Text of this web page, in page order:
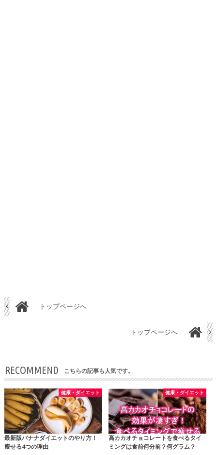
トップページへ
トップページへ
RECOMMEND こちらの記事も人気です。
健康・ダイエット
最新版バナナダイエットのやり方！
痩せる4つの理由
健康・ダイエット
高カカオチョコレートを食べるタイ
ミングは食前何分前？何グラム？